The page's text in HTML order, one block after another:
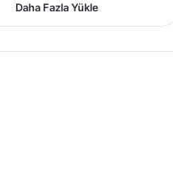
Daha Fazla Yükle